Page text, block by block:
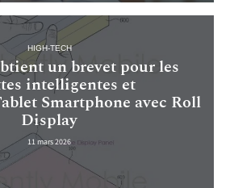
HIGH-TECH
un brevet pour les
intelligentes et
Smartphone avec Roll
Display
11 mars 2026